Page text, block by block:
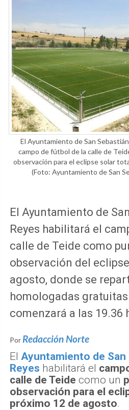
El Ayuntamiento de San
campo de fútbol de la calle de
observación para el eclipse solar
(Foto: Ayuntamiento de San
El Ayuntamiento de
Reyes habilitará el
calle de Teide como
observación del
agosto, donde se
homologadas
comenzará a las 19.36
Por Redacción Norte
El Ayuntamiento de
Reyes habilitará el
calle de Teide como un
observación para el
próximo 12 de agosto.